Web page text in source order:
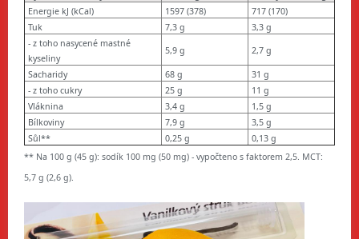
Energie kJ (kCal)
1597 (378)
717 (170)
Tuk
7,3 g
3,3 g
- z toho nasycené mastné
kyseliny
5,9 g 2,7 g
Sacharidy 68 g
31 g
- z toho cukry
25 g
11 g
Vláknina
3,4 g
1,5 g
Bílkoviny
7,9 g
3,5 g
Sůl**
0,25 g
0,13 g
** Na 100 g (45 g): sodík 100 mg (50 mg) - vypočteno s faktorem 2,5. MCT:
5,7 g (2,6 g).